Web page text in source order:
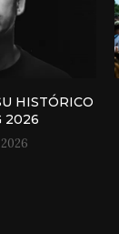
HISTÓRICO
2026